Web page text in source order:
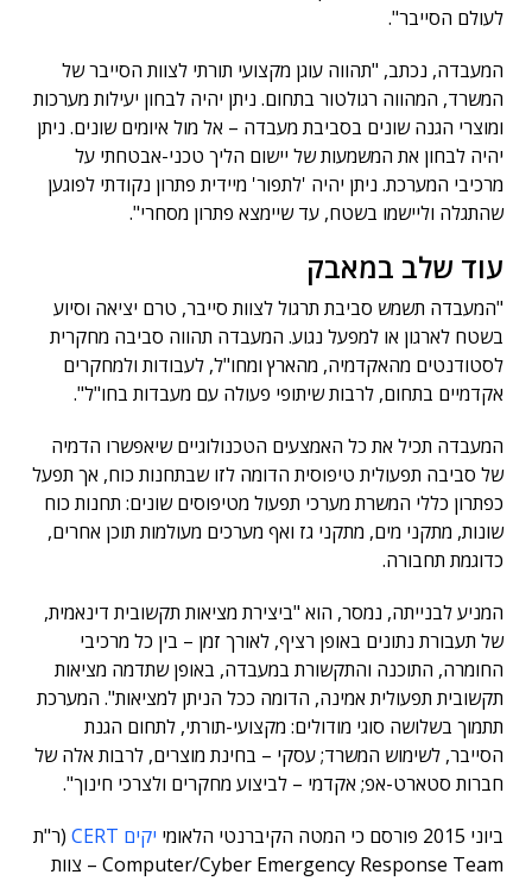
לעולם הסייבר".
המעבדה, נכתב, "תהווה עוגן מקצועי תורתי לצוות הסייבר של
המשרד, המהווה רגולטור בתחום. ניתן יהיה לבחון יעילות מערכות
ומוצרי הגנה שונים בסביבת מעבדה – אל מול איומים שונים. ניתן
יהיה לבחון את המשמעות של יישום הליך טכני-אבטחתי על
מרכיבי המערכת. ניתן יהיה 'לתפור' מיידית פתרון נקודתי לפוגען
שהתגלה וליישמו בשטח, עד שיימצא פתרון מסחרי".
עוד שלב במאבק
"המעבדה תשמש סביבת תרגול לצוות סייבר, טרם יציאה וסיוע
בשטח לארגון או למפעל נגוע. המעבדה תהווה סביבה מחקרית
לסטודנטים מהאקדמיה, מהארץ ומחו"ל, לעבודות ולמחקרים
אקדמיים בתחום, לרבות שיתופי פעולה עם מעבדות בחו"ל".
המעבדה תכיל את כל האמצעים הטכנולוגיים שיאפשרו הדמיה
של סביבה תפעולית טיפוסית הדומה לזו שבתחנות כוח, אך תפעל
כפתרון כללי המשרת מערכי תפעול מטיפוסים שונים: תחנות כוח
שונות, מתקני מים, מתקני גז ואף מערכים מעולמות תוכן אחרים,
כדוגמת תחבורה.
המניע לבנייתה, נמסר, הוא "ביצירת מציאות תקשובית דינאמית,
של תעבורת נתונים באופן רציף, לאורך זמן – בין כל מרכיבי
החומרה, התוכנה והתקשורת במעבדה, באופן שתדמה מציאות
תקשובית תפעולית אמינה, הדומה ככל הניתן למציאות". המערכת
תתמוך בשלושה סוגי מודולים: מקצועי-תורתי, לתחום הגנת
הסייבר, לשימוש המשרד; עסקי – בחינת מוצרים, לרבות אלה של
חברות סטארט-אפ; אקדמי – לביצוע מחקרים ולצרכי חינוך".
ביוני 2015 פורסם כי המטה הקיברנטי הלאומי
יקים CERT
(ר"ת
Computer/Cyber Emergency Response Team – צוות